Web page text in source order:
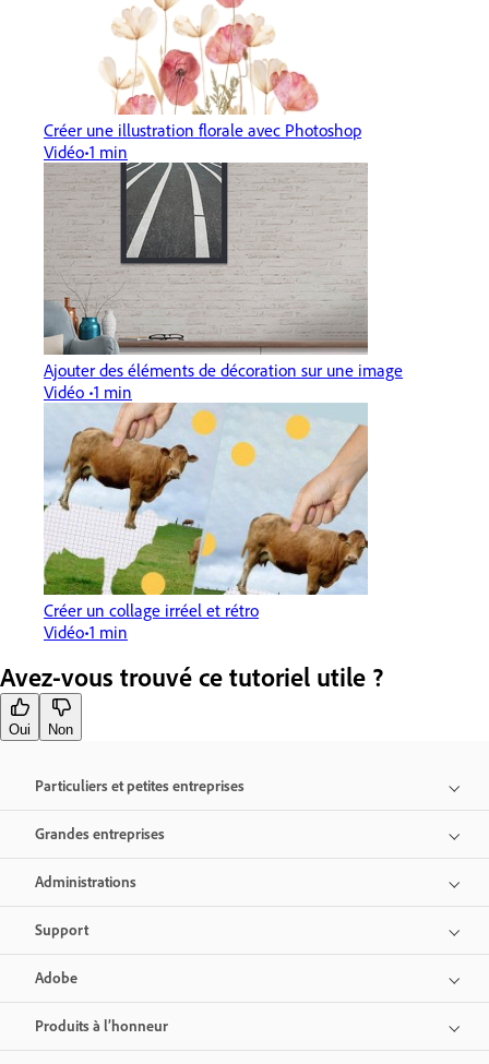
Créer une illustration florale avec Photoshop
Vidéo 1 min
Ajouter des éléments de décoration sur une image
Vidéo 1 min
Créer un collage irréel et rétro
Vidéo 1 min
Avez-vous trouvé ce tutoriel utile ?
Oui Non
Particuliers et petites entreprises
Grandes entreprises
Administrations
Support
Adobe
Produits à l’honneur